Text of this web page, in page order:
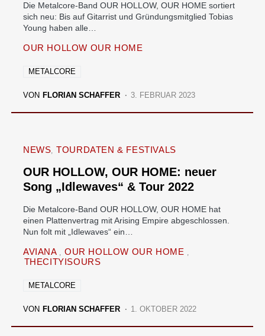
Die Metalcore-Band OUR HOLLOW, OUR HOME sortiert
sich neu: Bis auf Gitarrist und Gründungsmitglied Tobias
Young haben alle…
OUR HOLLOW OUR HOME
METALCORE
VON FLORIAN SCHAFFER 3. FEBRUAR 2023
NEWS TOURDATEN & FESTIVALS
OUR HOLLOW, OUR HOME: neuer
Song „Idlewaves“ & Tour 2022
Die Metalcore-Band OUR HOLLOW, OUR HOME hat
einen Plattenvertrag mit Arising Empire abgeschlossen.
Nun folt mit „Idlewaves“ ein…
AVIANA
OUR HOLLOW OUR HOME
THECITYISOURS
METALCORE
VON FLORIAN SCHAFFER 1. OKTOBER 2022